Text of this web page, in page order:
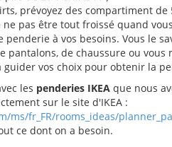
prévoyez des compartiment
pas être tout froissé quand
penderie à vos besoins. Vous le
pantalons, de chaussure ou
guider vos choix pour obtenir la
les penderies IKEA que nous
sur le site d'IKEA :
ms/fr_FR/rooms_ideas/
ce dont on a besoin.